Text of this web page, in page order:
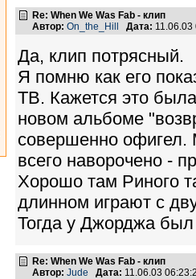
Re: When We Was Fab - клип
Автор: On_the_Hill Дата:
Да, клип потрясный.
Я помню как его
ТВ. Кажется это
новом альбоме
совершенно офигел.
всего наворочено -
Хорошо там Риного
длинном играют с
Тогда у Джорджа
Re: When We Was Fab - клип
Автор: Jude Дата: 11.06.03